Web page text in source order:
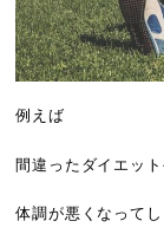
例えば
間違ったダイエッ
体調が悪くなって